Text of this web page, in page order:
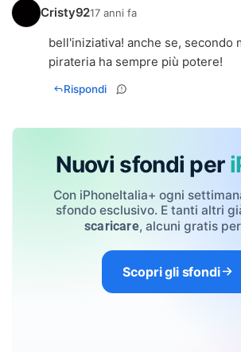
Cristy9217 anni fa
bell'iniziativa! anche se, secondo
pirateria ha sempre più potere!
Rispondi
Nuovi sfondi per
Con iPhoneItalia+ ogni
sfondo esclusivo. E tanti altri
scaricare, alcuni gratis
Scopri gli sfondi